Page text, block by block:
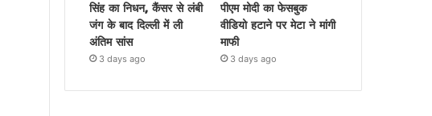
सिंह का निधन, कैंसर से लंबी
जंग के बाद दिल्ली में ली
अंतिम सांस
3 days ago
पीएम मोदी का फेसबुक
वीडियो हटाने पर मेटा ने मांगी
माफी
3 days ago